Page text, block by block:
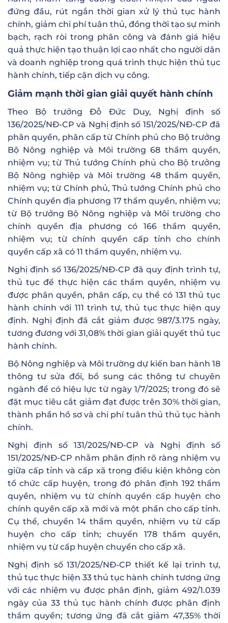
đứng đầu, rút ngắn thời gian xử lý thủ tục hành
chính, giảm chi phí tuân thủ, đồng thời tạo sự minh
bạch, rạch ròi trong phân công và đánh giá hiệu
quả thực hiện tạo thuận lợi cao nhất cho người dân
và doanh nghiệp trong quá trình thực hiện thủ tục
hành chính, tiếp cận dịch vụ công.
Giảm mạnh thời gian giải quyết hành chính
Theo Bộ trưởng Đỗ Đức Duy, Nghị định số
136/2025/NĐ-CP và Nghị định số 151/2025/NĐ-CP đã
phân quyền, phân cấp từ Chính phủ cho Bộ trưởng
Bộ Nông nghiệp và Môi trường 68 thẩm quyền,
nhiệm vụ; từ Thủ tướng Chính phủ cho Bộ trưởng
Bộ Nông nghiệp và Môi trường 48 thẩm quyền,
nhiệm vụ; từ Chính phủ, Thủ tướng Chính phủ cho
Chính quyền địa phương 17 thẩm quyền, nhiệm vụ;
từ Bộ trưởng Bộ Nông nghiệp và Môi trường cho
chính quyền địa phương có 166 thẩm quyền,
nhiệm vụ; từ chính quyền cấp tỉnh cho chính
quyền cấp xã có 11 thẩm quyền, nhiệm vụ.
Nghị định số 136/2025/NĐ-CP đã quy định trình tự,
thủ tục để thực hiện các thẩm quyền, nhiệm vụ
được phân quyền, phân cấp, cụ thể có 131 thủ tục
hành chính với 111 trình tự, thủ tục thực hiện quy
định. Nghị định đã cắt giảm được 987/3.175 ngày,
tương đương với 31,08% thời gian giải quyết thủ tục
hành chính.
Bộ Nông nghiệp và Môi trường dự kiến ban hành 18
thông tư sửa đổi, bổ sung các thông tư chuyên
ngành để có hiệu lực từ ngày 1/7/2025; trong đó sẽ
đặt mục tiêu cắt giảm đạt được trên 30% thời gian,
thành phần hồ sơ và chi phí tuân thủ thủ tục hành
chính.
Nghị định số 131/2025/NĐ-CP và Nghị định số
151/2025/NĐ-CP nhằm phân định rõ ràng nhiệm vụ
giữa cấp tỉnh và cấp xã trong điều kiện không còn
tổ chức cấp huyện, trong đó phân định 192 thẩm
quyền, nhiệm vụ từ chính quyền cấp huyện cho
chính quyền cấp xã mới và một phần cho cấp tỉnh.
Cụ thể, chuyển 14 thẩm quyền, nhiệm vụ từ cấp
huyện cho cấp tỉnh; chuyển 178 thẩm quyền,
nhiệm vụ từ cấp huyện chuyển cho cấp xã.
Nghị định số 131/2025/NĐ-CP thiết kế lại trình tự,
thủ tục thực hiện 33 thủ tục hành chính tương ứng
với các nhiệm vụ được phân định, giảm 492/1.039
ngày của 33 thủ tục hành chính được phân định
thẩm quyền; tương ứng đã cắt giảm 47,35% thời